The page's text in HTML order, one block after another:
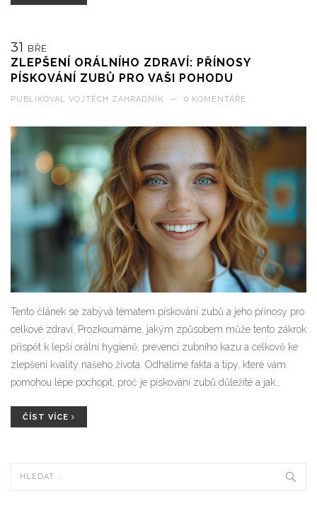
31 BŘE
ZLEPŠENÍ ORÁLNÍHO ZDRAVÍ: PŘÍNOSY
PÍSKOVÁNÍ ZUBŮ PRO VAŠI POHODU
PUBLIKOVAL VOJTĚCH ZAHRADNÍK — 0 KOMENTÁŘE
Tento článek se zabývá tématem pískování zubů a jeho přínosy pro
celkové zdraví. Prozkoumáme, jakým způsobem může tento zákrok
přispět k lepší orální hygieně, prevenci zubního kazu a celkově ke
zlepšení kvality našeho života. Odhalíme fakta a tipy, které vám
pomohou lépe pochopit, proč je pískování zubů důležité a jak
ČÍST VÍCE